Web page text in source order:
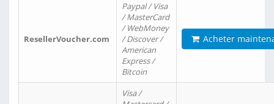
ResellerVoucher.com
Paypal / Visa
/ MasterCard
/ WebMoney
/ Discover /
American
Express /
Bitcoin
Acheter
Visa /